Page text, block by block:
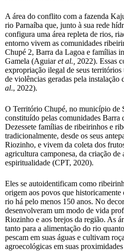
A área do conflito com a fazenda
rio Parnaíba que, junto à sua rede
configura uma área repleta de rios,
entorno vivem as comunidades
Chupé 2, Barra da Lagoa e famílias
Gamela (Aguiaret al., 2022). Essas
expropriação ilegal de seus
de violências geradas pela
al., 2022).
O Território Chupé, no município de
constituído pelas comunidades Barra
Dezessete famílias de ribeirinhos e
tradicionalmente, desde os seus
Riozinho, e vivem da coleta dos
agricultura camponesa, da criação de
espiritualidade (CPT, 2020).
Eles se autoidentificam como
origem aos povos que historicamente
rio há pelo menos 150 anos. No
desenvolveram um modo de vida
Riozinho e aos brejos da região. As
tanto para a alimentação do rio
pescam em suas águas e cultivam
agroecológicas em suas